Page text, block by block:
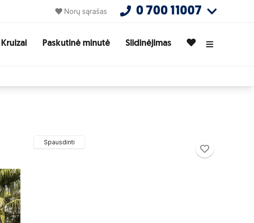
Norų sąrašas 0 700 11007
Kruizai Paskutinė minutė Slidinėjimas
Spausdinti